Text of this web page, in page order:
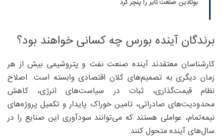
بوتادین صنعت تایر را پنچر کرد
برندگان آینده بورس چه کسانی خواهند بود؟
کارشناسان معتقدند آینده صنعت نفت و پتروشیمی بیش از هر
زمان دیگری به تصمیم‌های کلان اقتصادی وابسته است. اصلاح
نظام قیمت‌گذاری، ثبات در سیاست‌های انرژی، کاهش
محدودیت‌های صادراتی، تامین خوراک پایدار و تکمیل پروژه‌های
نیمه‌تمام، عواملی هستند که می‌توانند سودآوری این صنایع را در
سال‌های آینده متحول کنند.